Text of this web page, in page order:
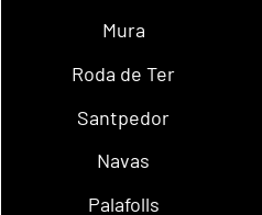
Mura
Roda de Ter
Santpedor
Navas
Palafolls